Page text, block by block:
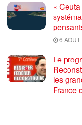
«
6 AOÛT
Le
les
France